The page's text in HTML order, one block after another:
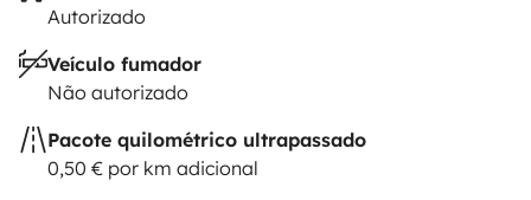
Autorizado
Veículo fumador
Não autorizado
Pacote quilométrico ultrapassado
0,50 € por km adicional